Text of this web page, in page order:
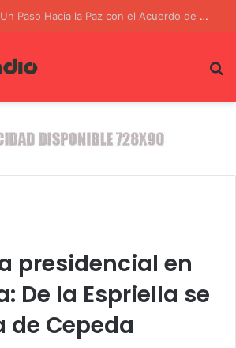
La Alianza Estratégica Contra el Terrorismo: SIDE y FBI Unen Fuerzas
presidencial en
De la Espriella se
Cepeda